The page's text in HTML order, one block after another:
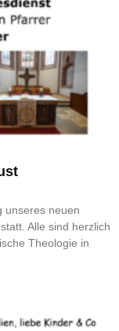
unseres neuen
Alle sind herzlich
Theologie in